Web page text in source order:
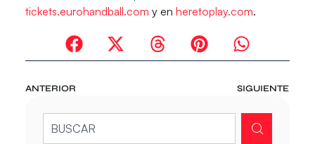
tickets.eurohandball.com y en heretoplay.com.
ANTERIOR SIGUIENTE